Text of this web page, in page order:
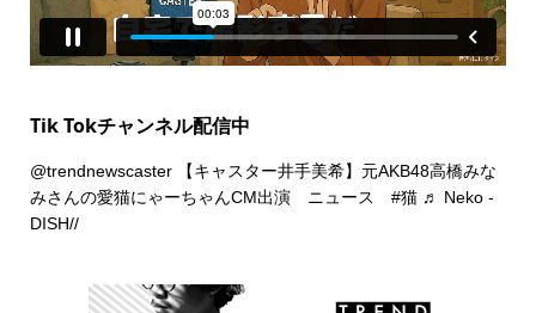
Tik Tokチャンネル配信中
@trendnewscaster【キャスター井手美希】元AKB48高橋みな
みさんの愛猫にゃーちゃんCM出演 ニュース #猫 ♬ Neko -
DISH//